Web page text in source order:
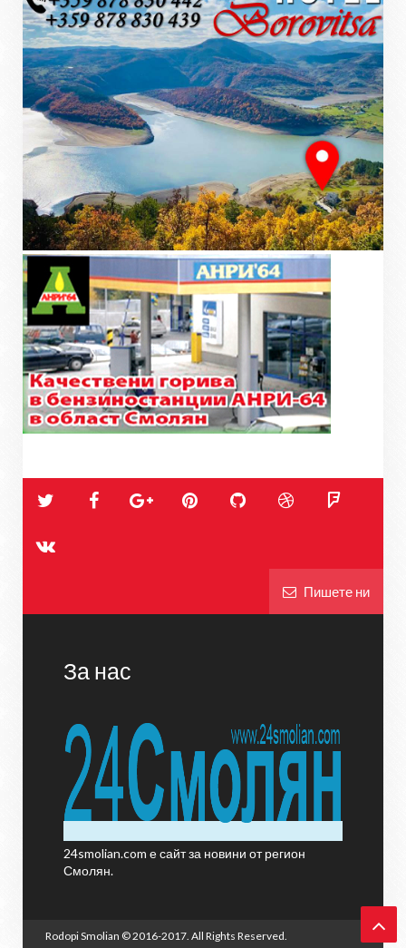
Пишете ни
За нас
24smolian.com е сайт за новини от регион
Смолян.
Rodopi Smolian © 2016-2017. All Rights Reserved.